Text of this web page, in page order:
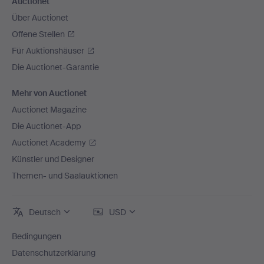
Über Auctionet
Offene Stellen
Für Auktionshäuser
Die Auctionet-Garantie
Mehr von Auctionet
Auctionet Magazine
Die Auctionet-App
Auctionet Academy
Künstler und Designer
Themen- und Saalauktionen
Deutsch USD
Bedingungen
Datenschutzerklärung